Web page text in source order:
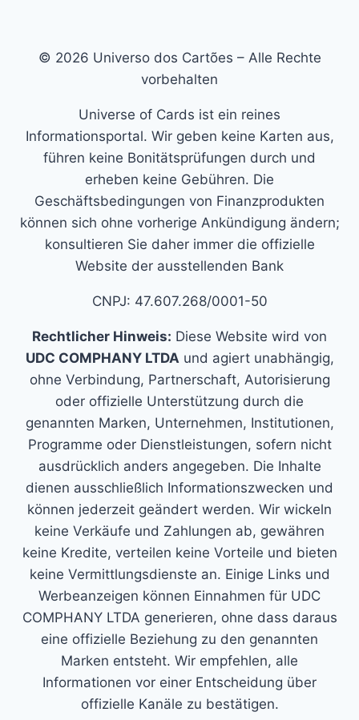
© 2026 Universo dos Cartões – Alle Rechte
vorbehalten
Universe of Cards ist ein reines
Informationsportal. Wir geben keine Karten aus,
führen keine Bonitätsprüfungen durch und
erheben keine Gebühren. Die
Geschäftsbedingungen von Finanzprodukten
können sich ohne vorherige Ankündigung ändern;
konsultieren Sie daher immer die offizielle
Website der ausstellenden Bank
CNPJ: 47.607.268/0001-50
Rechtlicher Hinweis: Diese Website wird von
UDC COMPHANY LTDAund agiert unabhängig,
ohne Verbindung, Partnerschaft, Autorisierung
oder offizielle Unterstützung durch die
genannten Marken, Unternehmen, Institutionen,
Programme oder Dienstleistungen, sofern nicht
ausdrücklich anders angegeben. Die Inhalte
dienen ausschließlich Informationszwecken und
können jederzeit geändert werden. Wir wickeln
keine Verkäufe und Zahlungen ab, gewähren
keine Kredite, verteilen keine Vorteile und bieten
keine Vermittlungsdienste an. Einige Links und
Werbeanzeigen können Einnahmen für UDC
COMPHANY LTDA generieren, ohne dass daraus
eine offizielle Beziehung zu den genannten
Marken entsteht. Wir empfehlen, alle
Informationen vor einer Entscheidung über
offizielle Kanäle zu bestätigen.